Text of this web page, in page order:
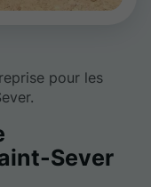
pour les
Sever